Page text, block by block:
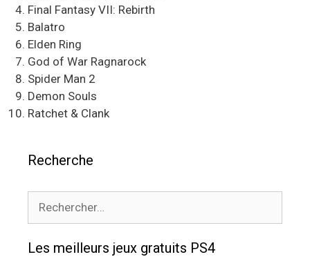
Final Fantasy VII: Rebirth
Balatro
Elden Ring
God of War Ragnarock
Spider Man 2
Demon Souls
Ratchet & Clank
Recherche
Les meilleurs jeux gratuits PS4